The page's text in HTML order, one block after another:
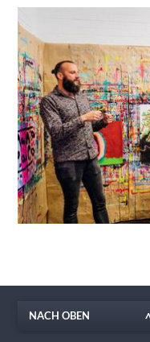
NACH OBEN